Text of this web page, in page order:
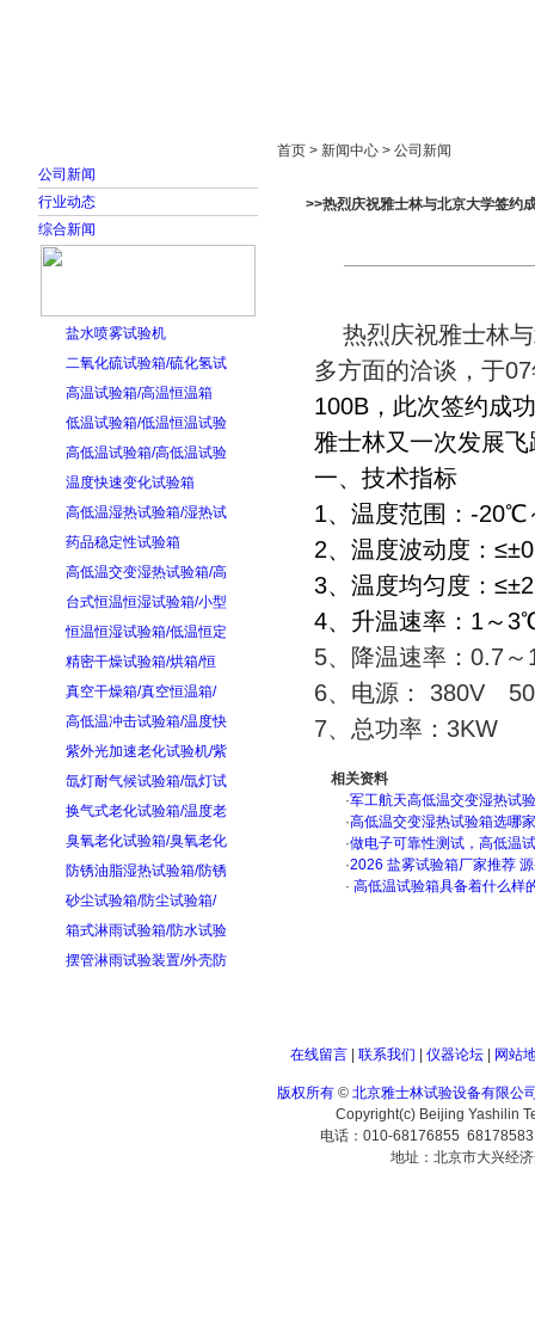
公司新闻
行业动态
综合新闻
盐水喷雾试验机
二氧化硫试验箱/硫化氢试
高温试验箱/高温恒温箱
低温试验箱/低温恒温试验
高低温试验箱/高低温试验
温度快速变化试验箱
高低温湿热试验箱/湿热试
药品稳定性试验箱
高低温交变湿热试验箱/高
台式恒温恒湿试验箱/小型
恒温恒湿试验箱/低温恒定
精密干燥试验箱/烘箱/恒
真空干燥箱/真空恒温箱/
高低温冲击试验箱/温度快
紫外光加速老化试验机/紫
氙灯耐气候试验箱/氙灯试
换气式老化试验箱/温度老
臭氧老化试验箱/臭氧老化
防锈油脂湿热试验箱/防锈
砂尘试验箱/防尘试验箱/
箱式淋雨试验箱/防水试验
摆管淋雨试验装置/外壳防
首页 > 新闻中心 > 公司新闻
>>热烈庆祝雅士林与北京大学签约
热烈庆祝雅士林与
多方面的洽谈，于
100B，此次签约成
雅士林又一次发展飞
一、技术指标
1、温度范围：-
2、温度波动度：
3、温度均匀度：
4、升温速率：1
5、降温速率：
6、电源： 380V
7、总功率：3KW
相关资料
·军工航天高低温交变湿热试
·高低温交变湿热试验箱选哪
·做电子可靠性测试，高低温
·2026 盐雾试验箱厂家推荐
· 高低温试验箱具备着什么样
在线留言| 联系我们 仪器论坛| 网站
版权所有 © 北京雅士林试验设备有限公
Copyright(c) Beijing Yashilin
电话：010-68176855
地址：北京市大兴经